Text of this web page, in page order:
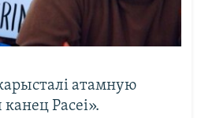
атамную
Расеі».